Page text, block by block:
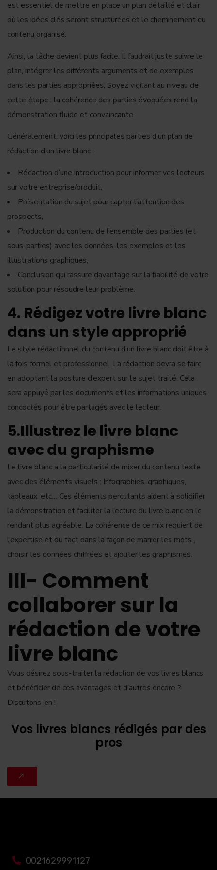
est essentiel de mettre en place un plan détaillé et clair
où les idées clés seront structurées et le cheminement du
contenu organisé.
Ainsi, la tâche devient plus facile. Il faudrait juste suivre le
plan, intégrer les différents arguments et de exemples
dans les parties appropriées. Soyez vigilant au niveau de
cette étape : la cohérence des parties évoquées rend la
démonstration fluide et convaincante.
Généralement, voici les principales parties d’un plan de
rédaction d’un livre blanc :
Rédaction d’une introduction pour informer vos lecteurs
sur votre entreprise/produit,
Présentation du sujet pour capter l’attention des
prospects,
Production du contenu de l’ensemble des parties (et
sous-parties) avec les données, les exemples et les
illustrations graphiques,
Conclusion qui rassure davantage sur la fiabilité de votre
solution pour résoudre leur problème.
4. Rédigez votre livre blanc
dans un style approprié
Le style rédactionnel du contenu d’un livre blanc doit être à
la fois formel et professionnel. La rédaction devra se faire
en adoptant la posture d’expert sur le sujet traité. Cela
sera appuyé par les documents et les informations uniques
concoctés pour être partagés avec le lecteur.
5.Illustrez le livre blanc
avec du graphisme
Le livre blanc a la particularité de mixer du contenu texte
avec des éléments visuels : Infographies, graphiques,
tableaux, etc… Ces éléments percutants aident à solidifier
la démonstration et faciliter la lecture du livre blanc en le
rendant plus agréable. La cohérence de ce mix requiert de
l’expertise et du tact dans la façon de manier les mots ,
choisir les données chiffrées et ajouter les graphismes.
III- Comment
collaborer sur la
rédaction de votre
livre blanc
Vous désirez sous-traiter la rédaction de vos livres blancs
et bénéficier de ces avantages et d’autres encore ?
Discutons-en !
Vos livres blancs rédigés par des
pros
0021629991127